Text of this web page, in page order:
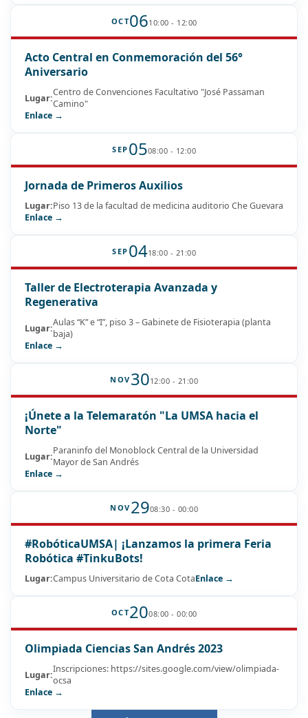
OCT0610:00 - 12:00
Acto Central en Conmemoración del 56°
Aniversario
Lugar:Centro de Convenciones Facultativo "José Passaman
Camino"
Enlace →
SEP 0508:00 - 12:00
Jornada de Primeros Auxilios
Lugar:Piso 13 de la facultad de medicina auditorio Che Guevara
Enlace →
SEP 0418:00 - 21:00
Taller de Electroterapia Avanzada y
Regenerativa
Lugar:Aulas “K” e “I”, piso 3 – Gabinete de Fisioterapia (planta
baja)
Enlace →
NOV 3012:00 - 21:00
¡Únete a la Telemaratón "La UMSA hacia el
Norte"
Lugar:Paraninfo del Monoblock Central de la Universidad
Mayor de San Andrés
Enlace →
NOV 2908:30 - 00:00
#RobóticaUMSA| ¡Lanzamos la primera Feria
Robótica #TinkuBots!
Lugar:Campus Universitario de Cota CotaEnlace →
OCT2008:00 - 00:00
Olimpiada Ciencias San Andrés 2023
Lugar:Inscripciones: https://sites.google.com/view/olimpiada-
ocsa
Enlace →